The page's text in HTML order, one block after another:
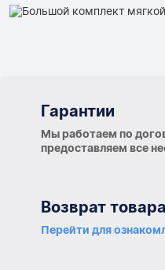
Гарантии
Мы работаем по
предоставляем все
Возврат товара
Перейти для